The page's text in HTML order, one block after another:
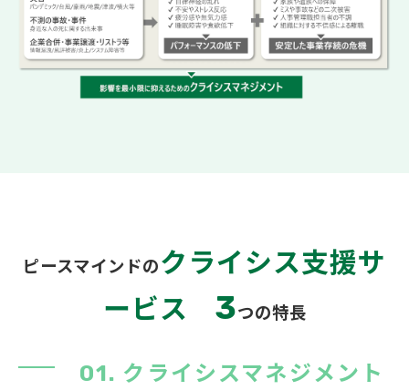
ピースマインドのクライシス支援サ
ービス
3つの特長
01. クライシスマネジメント